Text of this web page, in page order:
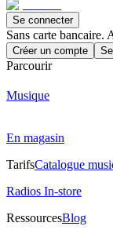
Se connecter
Sans carte bancaire.
Créer un compte
Parcourir
Musique
En magasin
TarifsCatalogue
Radios In-store
RessourcesBlog